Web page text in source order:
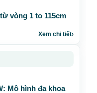
vòng 1 to 115cm
Xem chi tiết›
Mô hình đa khoa